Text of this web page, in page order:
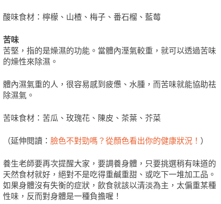
酸味食材：檸檬、山楂、梅子、番石榴、藍莓
苦味
苦堅，指的是燥濕的功能。當體內溼氣較重，就可以透過苦味
的燥性來除濕。
體內濕氣重的人，很容易感到疲憊、水腫，而苦味就能協助祛
除濕氣。
苦味食材：苦瓜、玫瑰花、陳皮、茶葉、芥菜
（延伸閱讀： 臉色不對勁嗎？從顏色看出你的健康狀況！ ）
養生老師要再次提醒大家，要調養身體，只要挑選稍有味道的
天然食材就好，絕對不是吃得重鹹重甜、或吃下一堆加工品。
如果身體沒有失衡的症狀，飲食就該以清淡為主，太偏重某種
性味，反而對身體是一種負擔喔！